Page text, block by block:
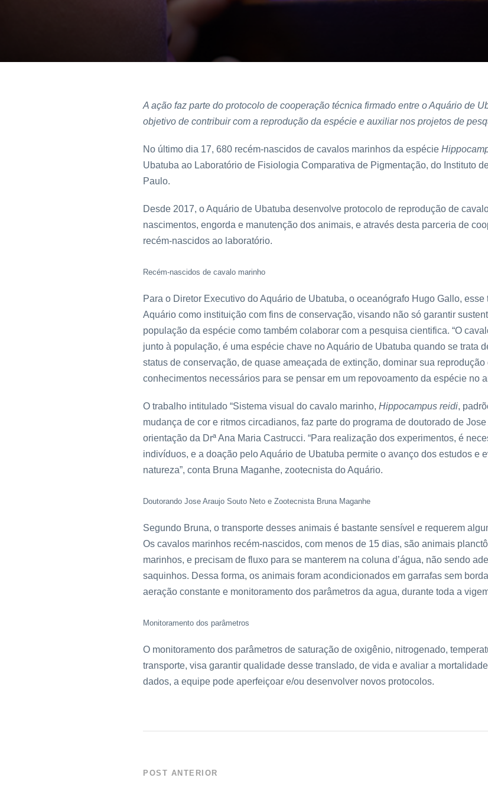
A ação faz parte do protocolo de cooperação técnica firmado entre o Aquário de
objetivo de contribuir com a reprodução da espécie e auxiliar nos projetos de
No último dia 17, 680 recém-nascidos de cavalos marinhos da espécie
Ubatuba ao Laboratório de Fisiologia Comparativa de Pigmentação, do Instituto
Paulo.
Desde 2017, o Aquário de Ubatuba desenvolve protocolo de reprodução de
nascimentos, engorda e manutenção dos animais, e através desta parceria de
recém-nascidos ao laboratório.
Recém-nascidos de cavalo marinho
Para o Diretor Executivo do Aquário de Ubatuba, o oceanógrafo Hugo Gallo,
Aquário como instituição com fins de conservação, visando não só garantir
população da espécie como também colaborar com a pesquisa cientifica. “O
junto à população, é uma espécie chave no Aquário de Ubatuba quando se trata
status de conservação, de quase ameaçada de extinção, dominar sua
conhecimentos necessários para se pensar em um repovoamento da espécie no
O trabalho intitulado “Sistema visual do cavalo marinho, Hippocampus reidi,
mudança de cor e ritmos circadianos, faz parte do programa de doutorado de
orientação da Drª Ana Maria Castrucci. “Para realização dos experimentos, é
indivíduos, e a doação pelo Aquário de Ubatuba permite o avanço dos estudos e
natureza”, conta Bruna Maganhe, zootecnista do Aquário.
Doutorando Jose Araujo Souto Neto e Zootecnista Bruna Maganhe
Segundo Bruna, o transporte desses animais é bastante sensível e requerem
Os cavalos marinhos recém-nascidos, com menos de 15 dias, são animais
marinhos, e precisam de fluxo para se manterem na coluna d’água, não sendo
saquinhos. Dessa forma, os animais foram acondicionados em garrafas sem
aeração constante e monitoramento dos parâmetros da agua, durante toda a
Monitoramento dos parâmetros
O monitoramento dos parâmetros de saturação de oxigênio, nitrogenado,
transporte, visa garantir qualidade desse translado, de vida e avaliar a
dados, a equipe pode aperfeiçoar e/ou desenvolver novos protocolos.
POST ANTERIOR